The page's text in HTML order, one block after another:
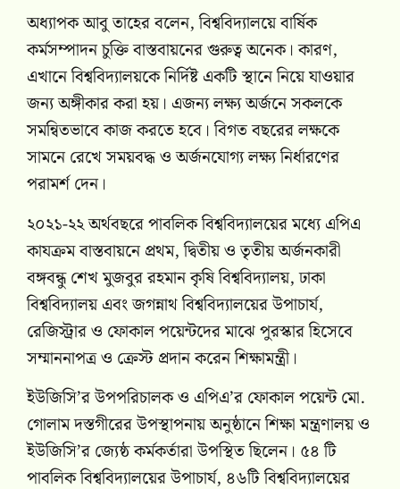
অধ্যাপক আবু তাহের বলেন, বিশ্ববিদ্যালয়ে বার্ষিক
কর্মসম্পাদন চুক্তি বাস্তবায়নের গুরুত্ব অনেক। কারণ,
এখানে বিশ্ববিদ্যালয়কে নির্দিষ্ট একটি স্থানে নিয়ে যাওয়ার
জন্য অঙ্গীকার করা হয়। এজন্য লক্ষ্য অর্জনে সকলকে
সমন্বিতভাবে কাজ করতে হবে। বিগত বছরের লক্ষকে
সামনে রেখে সময়বদ্ধ ও অর্জনযোগ্য লক্ষ্য নির্ধারণের
পরামর্শ দেন।
২০২১-২২ অর্থবছরে পাবলিক বিশ্ববিদ্যালয়ের মধ্যে এপিএ
কাযক্রম বাস্তবায়নে প্রথম, দ্বিতীয় ও তৃতীয় অর্জনকারী
বঙ্গবন্ধু শেখ মুজবুর রহমান কৃষি বিশ্ববিদ্যালয়, ঢাকা
বিশ্ববিদ্যালয় এবং জগন্নাথ বিশ্ববিদ্যালয়ের উপাচার্য,
রেজিস্ট্রার ও ফোকাল পয়েন্টদের মাঝে পুরস্কার হিসেবে
সম্মাননাপত্র ও ক্রেস্ট প্রদান করেন শিক্ষামন্ত্রী।
ইউজিসি’র উপপরিচালক ও এপিএ’র ফোকাল পয়েন্ট মো.
গোলাম দস্তগীরের উপস্থাপনায় অনুষ্ঠানে শিক্ষা মন্ত্রণালয় ও
ইউজিসি’র জ্যেষ্ঠ কর্মকর্তারা উপস্থিত ছিলেন। ৫৪ টি
পাবলিক বিশ্ববিদ্যালয়ের উপাচার্য, ৪৬টি বিশ্ববিদ্যালয়ের